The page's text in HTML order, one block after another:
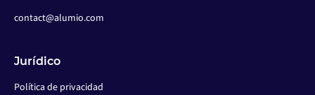
contact@alumio.com
Jurídico
Política de privacidad